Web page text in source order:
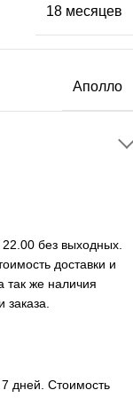
18 месяцев
Аполло
без выходных.
доставки и
так же наличия
заказа.
дней. Стоимость